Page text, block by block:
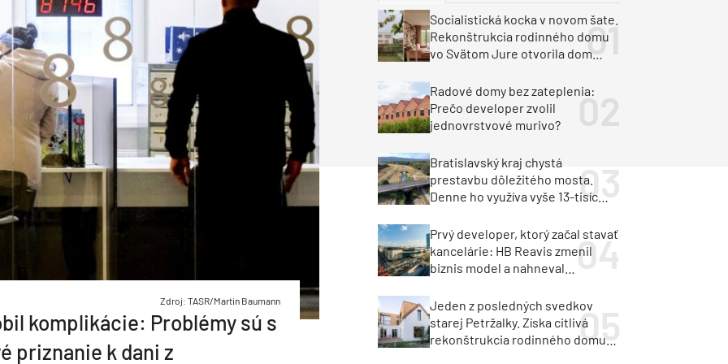
Interiérový dizajn Urbanizmus
Inžinierske siete
Solárne kolektory
Klimatizácia a vetranie
Stavebná technika
Bonusy Klubu ASB Manažérsky kurz Milan Murcka
Zdroj: TASR/Martin Baumann
komplikácie: Problémy sú s
priznanie k dani z
Socialistická kocka v novom šate.
Rekonštrukcia rodinného domu
vo Svätom Jure otvorila dom
Radové domy bez zateplenia:
Prečo developer zvolil
jednovrstvové murivo?
Bratislavský kraj chystá
prestavbu dôležitého mosta.
Denne ho využíva vyše 13-tisíc
Prvý developer, ktorý začal stavať
kancelárie: HB Reavis zmenil
biznis model a nahneval
Jeden z posledných svedkov
starej Petržalky. Získa citlivá
rekonštrukcia rodinného domu